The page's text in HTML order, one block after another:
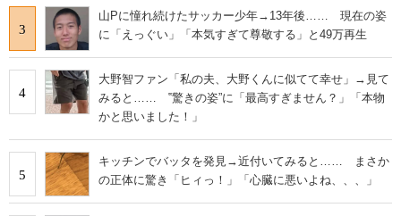
3
山Pに憧れ続けたサッカー少年→13年後…… 現在の姿
に「えっぐい」「本気すぎて尊敬する」と49万再生
4
大野智ファン「私の夫、大野くんに似てて幸せ」→見て
みると…… ‟驚きの姿”に「最高すぎません？」「本物
かと思いました！」
5
キッチンでバッタを発見→近付いてみると…… まさか
の正体に驚き「ヒィっ！」「心臓に悪いよね、、、」